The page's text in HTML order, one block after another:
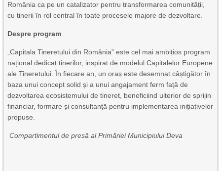
România ca pe un catalizator pentru transformarea comunității,
cu tinerii în rol central în toate procesele majore de dezvoltare.
Despre program
„Capitala Tineretului din România” este cel mai ambițios program
național dedicat tinerilor, inspirat de modelul Capitalelor Europene
ale Tineretului. În fiecare an, un oraș este desemnat câștigător în
baza unui concept solid și a unui angajament ferm față de
dezvoltarea ecosistemului de tineret, beneficiind ulterior de sprijin
financiar, formare și consultanță pentru implementarea inițiativelor
propuse.
Compartimentul de presă al Primăriei Municipiului Deva